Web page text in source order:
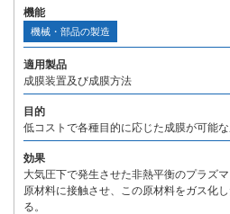
機能
機械・部品の製造
適用製品
成膜装置及び成膜方法
目的
低コストで各種目的に応じた成膜が可能
効果
大気圧下で発生させた非熱平衡のプラズ
原材料に接触させ、この原材料をガス化
る。